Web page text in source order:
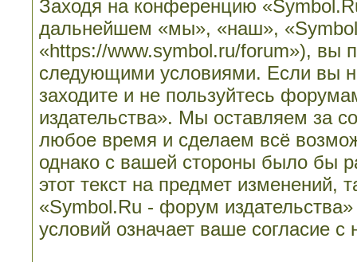
Заходя на конференцию
дальнейшем «мы», «наш»,
«https://www.symbol.ru/forum»), вы
следующими условиями. Если вы
заходите и не пользуйтесь
издательства». Мы оставляем за
любое время и сделаем всё
однако с вашей стороны было бы
этот текст на предмет изменений,
«Symbol.Ru - форум
условий означает ваше согласие с